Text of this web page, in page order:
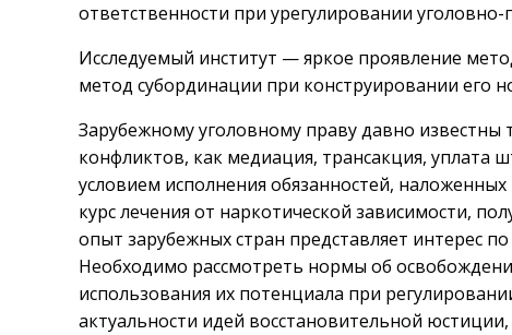
ответственности при урегулировании
Исследуемый институт — яркое проявление
метод субординации при конструировании его
Зарубежному уголовному праву давно известны
конфликтов, как медиация, трансакция, уплата
условием исполнения обязанностей,
курс лечения от наркотической зависимости,
опыт зарубежных стран представляет интерес
Необходимо рассмотреть нормы об
использования их потенциала при
актуальности идей восстановительной